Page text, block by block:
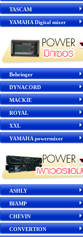
TASCAM
YAMAHA Digital mixer
Behringer
DYNACORD
MACKIE
ROYAL
XXL
YAMAHA powermixer
ASHLY
BIAMP
CHEVIN
CONVERTION